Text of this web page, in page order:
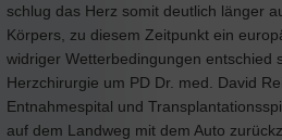
schlug das Herz somit deutlich länger
Körpers, zu diesem Zeitpunkt ein
widriger Wetterbedingungen entschied
Herzchirurgie um PD Dr. med. David
Entnahmespital und
auf dem Landweg mit dem Auto